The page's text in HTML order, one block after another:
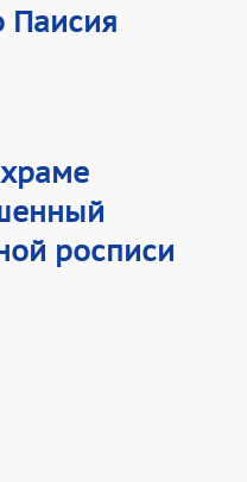
Паисия
росписи